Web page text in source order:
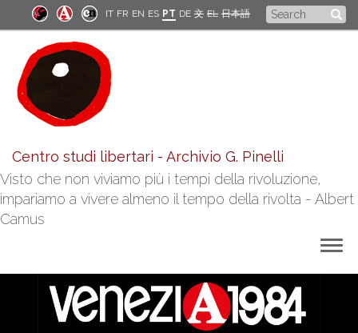
to
main
content
Search
IT FR EN ES PT DE 文 EL 日本語
Centro studi libertari - Archivio G. Pinelli
Visto che non viviamo più i tempi della rivoluzione,
impariamo a vivere almeno il tempo della rivolta - Albert
Camus